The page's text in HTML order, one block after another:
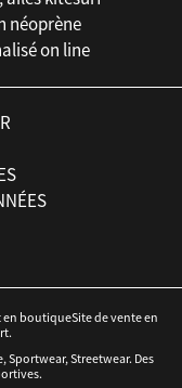
néoprène
on line
boutiqueSite de vente en
Sportwear, Streetwear. Des